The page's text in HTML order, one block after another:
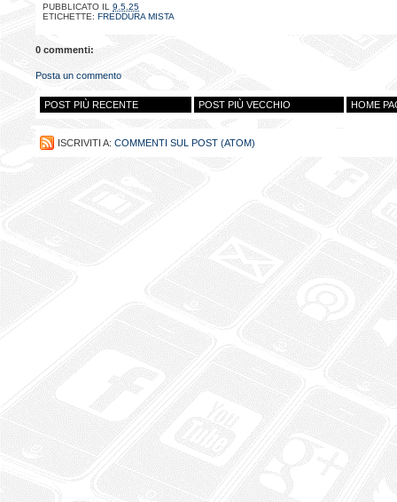
PUBBLICATO IL 9.5.25
ETICHETTE: FREDDURA MISTA
0 commenti:
Posta un commento
POST PIÙ RECENTE POST PIÙ VECCHIO HOME
ISCRIVITI A: COMMENTI SUL POST (ATOM)